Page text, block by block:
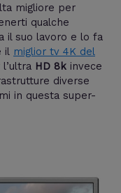
migliore per
qualche
il suo lavoro e lo fa
il miglior tv 4K del
HD 8k invece
diverse
in questa super-